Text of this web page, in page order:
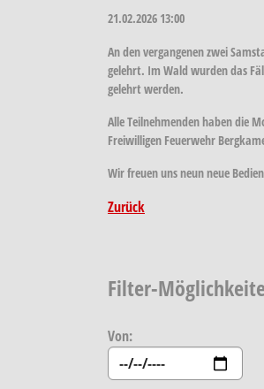
21.02.2026 13:00
An den vergangenen zwei
gelehrt. Im Wald wurden das
gelehrt werden.
Alle Teilnehmenden haben die
Freiwilligen Feuerwehr
Wir freuen uns neun neue
Zurück
Filter-
Von: